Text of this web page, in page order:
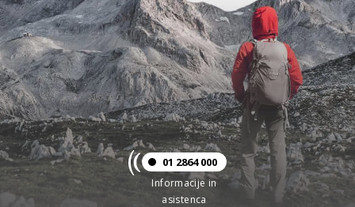
01 2864 000
Informacije in
asistenca